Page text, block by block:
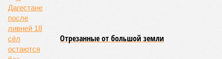
проезжую часть дороги Ашты – Дирбакмахи, и открыть
движение там планируют лишь 18 июля. В Рутульском
районе без транспортного сообщения продолжают
оставаться ещё три населённых пункта.
В Тляратинском районе специалистам удалось наладить